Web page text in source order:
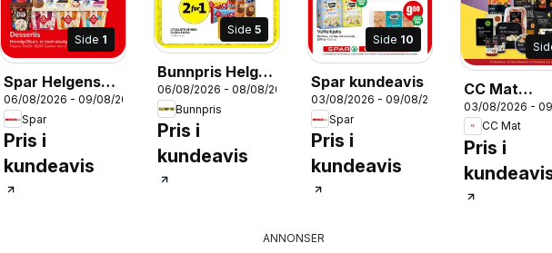
Side 1
Spar Helgens
Tilbud
06/08/2026 - 09/08/2026
Spar
Pris i
kundeavis
Side 5
Bunnpris Helge
- Kuppet!
06/08/2026 - 08/08/2026
Bunnpris
Pris i
kundeavis
Side 10
Spar kundeavis
03/08/2026 - 09/08/2026
Spar
Pris i
kundeavis
CC Mat
kundeavis
03/08/2026 -
CC Mat
Pris i
ANNONSER